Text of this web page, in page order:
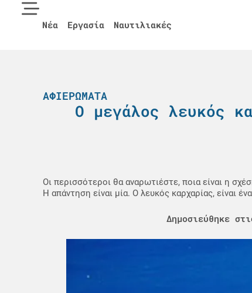
Νέα Εργασία Ναυτιλιακές
ΑΦΙΕΡΏΜΑΤΑ
Ο μεγάλος λευκός
Οι περισσότεροι θα αναρωτιέστε, ποια είναι η
Η απάντηση είναι μία. Ο λευκός καρχαρίας, είναι
Δημοσιεύθηκε